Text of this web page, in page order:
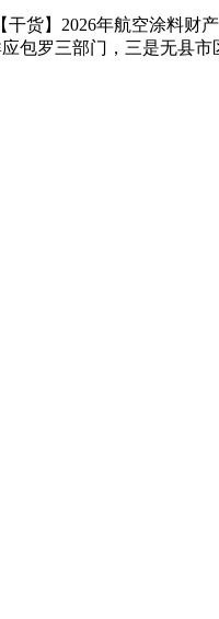
】2026年航空涂料财
包罗三部门，三是无县市